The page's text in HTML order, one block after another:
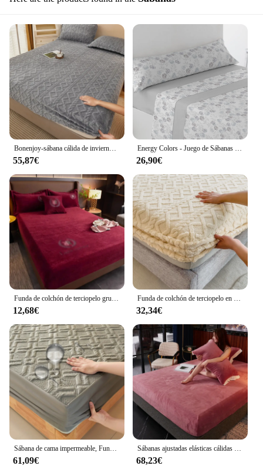
Bonenjoy-sábana cálida de invierno, ropa de cama de terciopelo de Taff de Color amarillo, cubierta de cama gruesa de 2 personas
55,87€
Energy Colors - Juego de Sábanas Completo, 3 Piezas LIQUIDACIÓN. Pirineo Térmico Grosor 120g/m2 Otoño/Invierno.
26,90€
12,68€ 32,34€
61,09€ 68,23€